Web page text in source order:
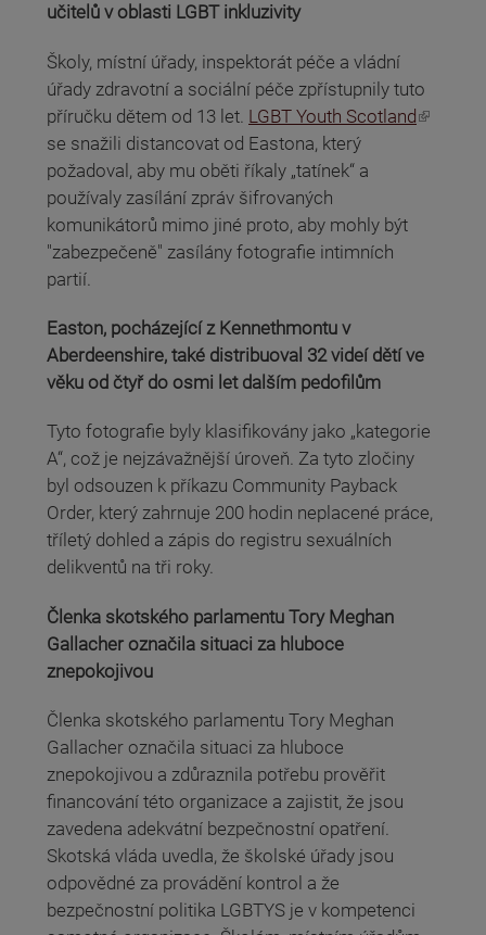
učitelů v oblasti LGBT inkluzivity
Školy, místní úřady, inspektorát péče a vládní
úřady zdravotní a sociální péče zpřístupnily tuto
příručku dětem od 13 let. LGBT Youth Scotland
(odkaz je externí)
se snažili distancovat od Eastona, který
požadoval, aby mu oběti říkaly „tatínek“ a
používaly zasílání zpráv šifrovaných
komunikátorů mimo jiné proto, aby mohly být
"zabezpečeně" zasílány fotografie intimních
partií.
Easton, pocházející z Kennethmontu v
Aberdeenshire, také distribuoval 32 videí dětí ve
věku od čtyř do osmi let dalším pedofilům
Tyto fotografie byly klasifikovány jako „kategorie
A“, což je nejzávažnější úroveň. Za tyto zločiny
byl odsouzen k příkazu Community Payback
Order, který zahrnuje 200 hodin neplacené práce,
tříletý dohled a zápis do registru sexuálních
delikventů na tři roky.
Členka skotského parlamentu Tory Meghan
Gallacher označila situaci za hluboce
znepokojivou
Členka skotského parlamentu Tory Meghan
Gallacher označila situaci za hluboce
znepokojivou a zdůraznila potřebu prověřit
financování této organizace a zajistit, že jsou
zavedena adekvátní bezpečnostní opatření.
Skotská vláda uvedla, že školské úřady jsou
odpovědné za provádění kontrol a že
bezpečnostní politika LGBTYS je v kompetenci